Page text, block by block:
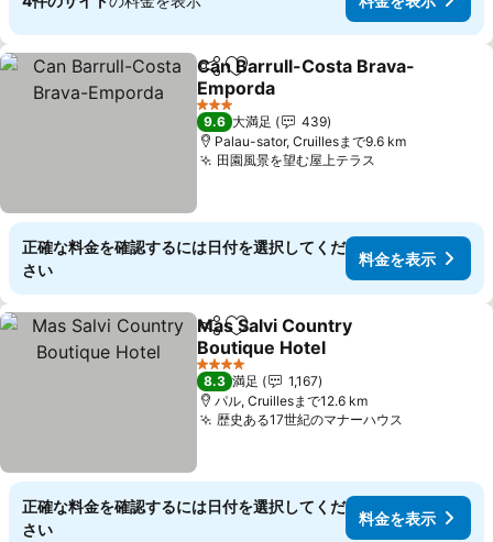
シェアお気に入りに追加
Can Barrull-Costa Brava-
Emporda
料金を表示
3 ホテルのランク
9.6 大満足
439
Palau-sator, Cruillesまで9.6 km
田園風景を望む屋上テラス
正確な料金を確認するには日付を選択してくだ
さい
料金を表示
シェアお気に入りに追加
Mas Salvi Country
Boutique Hotel
料金を表示
4 ホテルのランク
8.3 満足
1,167
パル, Cruillesまで12.6 km
歴史ある17世紀のマナーハウス
正確な料金を確認するには日付を選択してくだ
さい
料金を表示